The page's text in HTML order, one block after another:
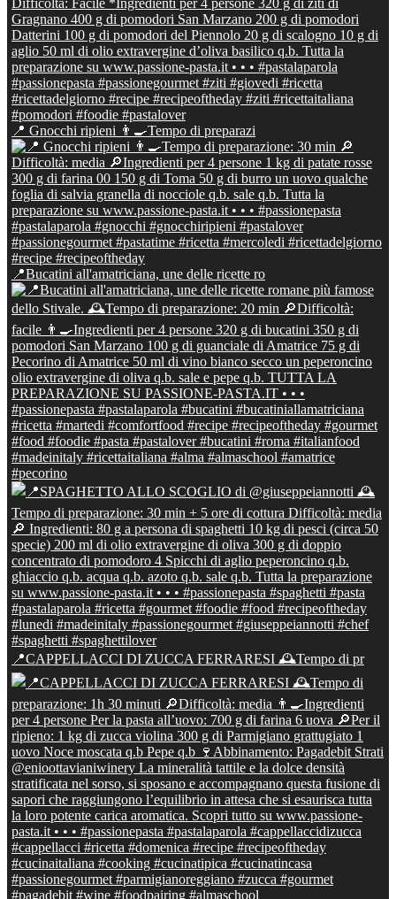
📍 Gnocchi ripieni 👨‍🍳Tempo di preparazi
📍Bucatini all'amatriciana, une delle ricette ro
📍CAPPELLACCI DI ZUCCA FERRARESI 🕰Tempo di pr